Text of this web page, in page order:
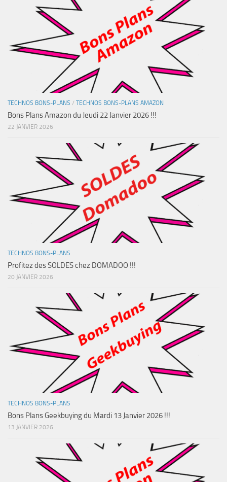
TECHNOS BONS-PLANS / TECHNOS BONS-PLANS AMAZON
Bons Plans Amazon du Jeudi 22 Janvier 2026 !!!
22 JANVIER 2026
TECHNOS BONS-PLANS
Profitez des SOLDES chez DOMADOO !!!
20 JANVIER 2026
TECHNOS BONS-PLANS
Bons Plans Geekbuying du Mardi 13 Janvier 2026 !!!
13 JANVIER 2026